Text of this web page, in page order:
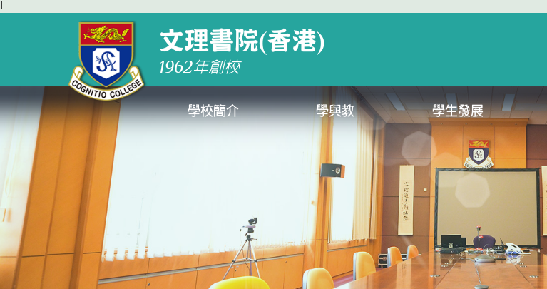
文理書院(香港)
1962年創校
學校簡介 學與教 學生發展